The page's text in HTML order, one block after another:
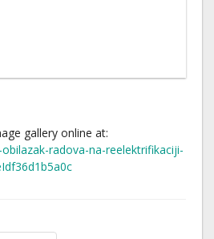
gallery online at:
radova-na-reelektrifikaciji-